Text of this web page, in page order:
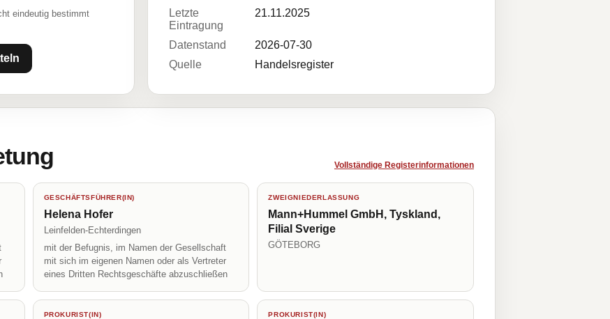
eindeutig bestimmt
Letzte
Eintragung
21.11.2025
Datenstand
2026-07-30
Quelle
Handelsregister
Vollständige Registerinformationen
GESCHÄFTSFÜHRER(IN)
Helena Hofer
Leinfelden-Echterdingen
mit der Befugnis, im Namen der Gesellschaft
mit sich im eigenen Namen oder als Vertreter
eines Dritten Rechtsgeschäfte abzuschließen
ZWEIGNIEDERLASSUNG
Mann+Hummel GmbH, Tyskland,
Filial Sverige
GÖTEBORG
PROKURIST(IN) PROKURIST(IN)